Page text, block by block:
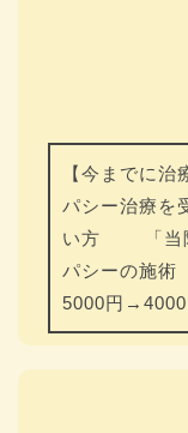
【今までに
パシー治療を
い方 「当院
パシーの施術
5000円